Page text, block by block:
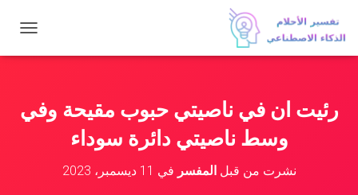
ب
ا
رئيت ان في ناصيتي حبوب مقيحة وفي
وسط ناصيتي دائرة سوداء
نشرت من قبلالمفسر في 11 ديسمبر، 2023